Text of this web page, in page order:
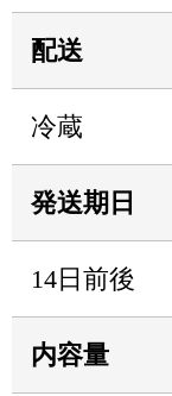
配送
冷蔵
発送期日
14日前後
内容量